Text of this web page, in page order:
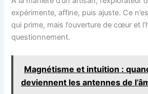
expérimente, affine, puis ajuste. Ce
qui prime, mais l’ouverture de cœur et
questionnement.
Magnétisme et intuition :
deviennent les antennes de